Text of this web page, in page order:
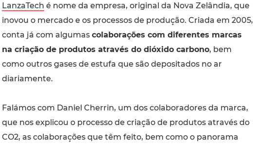
LanzaTech é nome da empresa, original da Nova Zelândia, que
inovou o mercado e os processos de produção. Criada em 2005,
conta já com algumas colaborações com diferentes marcas
na criação de produtos através do dióxido carbono, bem
como outros gases de estufa que são depositados no ar
diariamente.
Falámos com Daniel Cherrin, um dos colaboradores da marca,
que nos explicou o processo de criação de produtos através do
CO2, as colaborações que têm feito, bem como o panorama